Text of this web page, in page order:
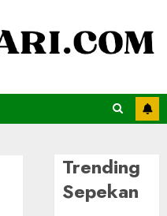
Trending
Sepekan